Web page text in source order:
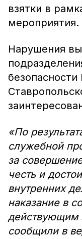
взятки в
мероприятия.
Нарушения
«По
служебной
за
честь и
внутренних
наказание в
действующим
сообщили в